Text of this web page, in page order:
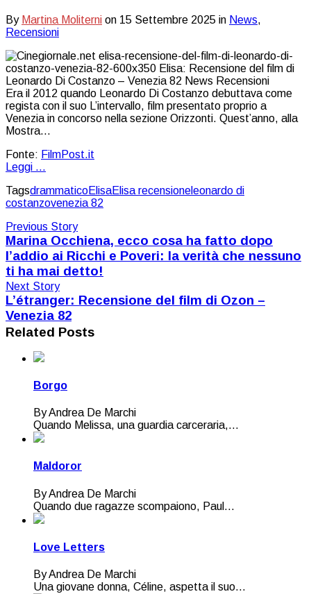
By Martina Moliterni on 15 Settembre 2025 in News,
Recensioni
Era il 2012 quando Leonardo Di Costanzo debuttava come
regista con il suo L’intervallo, film presentato proprio a
Venezia in concorso nella sezione Orizzonti. Quest’anno, alla
Mostra…
Fonte: FilmPost.it
Leggi ...
TagsdrammaticoElisaElisa recensioneleonardo di
costanzovenezia 82
Previous Story
Marina Occhiena, ecco cosa ha fatto dopo
l’addio ai Ricchi e Poveri: la verità che nessuno
ti ha mai detto!
Next Story
L’étranger: Recensione del film di Ozon –
Venezia 82
Related Posts
Borgo
By Andrea De Marchi
Quando Melissa, una guardia carceraria,...
Maldoror
By Andrea De Marchi
Quando due ragazze scompaiono, Paul...
Love Letters
By Andrea De Marchi
Una giovane donna, Céline, aspetta il suo...